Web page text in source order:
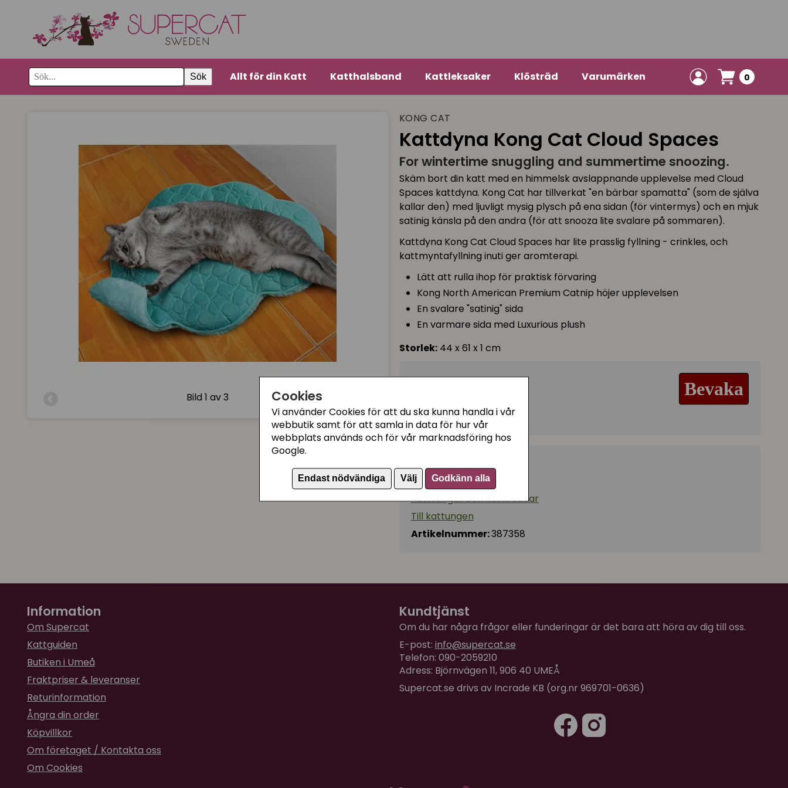
Cookies
Vi använder Cookies för att du ska kunna handla i vår
webbutik samt för att samla in data för hur vår
webbplats används och för vår marknadsföring hos
Google.
Endast nödvändiga Välj Godkänn alla
Sök Allt för din Katt Katthalsband Kattleksaker Klösträd Varumärken 0
Bild1 av 3
KONG CAT
Kattdyna Kong Cat Cloud Spaces
For wintertime snuggling and summertime snoozing.
Skäm bort din katt med en himmelsk avslappnande upplevelse med Cloud
Spaces kattdyna. Kong Cat har tillverkat "en bärbar spamatta" (som de själva
kallar den) med ljuvligt mysig plysch på ena sidan (för vintermys) och en mjuk
satinig känsla på den andra (för att snooza lite svalare på sommaren).
Kattdyna Kong Cat Cloud Spaces har lite prasslig fyllning - crinkles, och
kattmyntafyllning inuti ger aromterapi.
Lätt att rulla ihop för praktisk förvaring
Kong North American Premium Catnip höjer upplevelsen
En svalare "satinig" sida
En varmare sida med Luxurious plush
Storlek:44 x 61 x 1 cm
199 kr Bevaka
Tillfälligt slut
Kattleksaker
Kattsängar och kattbäddar
Till kattungen
Artikelnummer:387358
Information
Om Supercat
Kattguiden
Butiken i Umeå
Fraktpriser & leveranser
Returinformation
Ångra din order
Köpvillkor
Om företaget / Kontakta oss
Om Cookies
Kundtjänst
Om du har några frågor eller funderingar är det bara att höra av dig till oss.
E-post: info@supercat.se
Telefon: 090-2059210
Adress: Björnvägen 11, 906 40 UMEÅ
Supercat.se drivs av Incrade KB (org.nr 969701-0636)